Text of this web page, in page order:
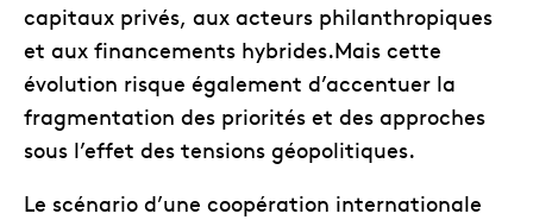
capitaux privés, aux acteurs philanthropiques
et aux financements hybrides.Mais cette
évolution risque également d’accentuer la
fragmentation des priorités et des approches
sous l’effet des tensions géopolitiques.
Le scénario d’une coopération internationale